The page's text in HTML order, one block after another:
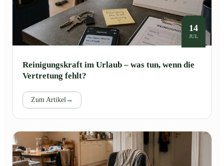
14
JUL
Reinigungskraft im Urlaub – was tun, wenn die
Vertretung fehlt?
Zum Artikel →